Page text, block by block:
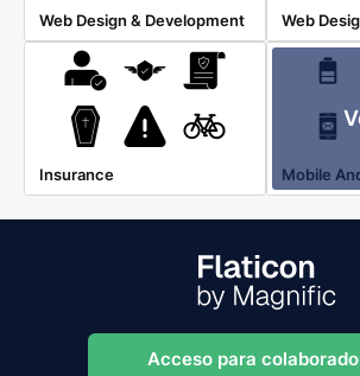
Web Design & Development Web
Insurance Mobile
Acceso para